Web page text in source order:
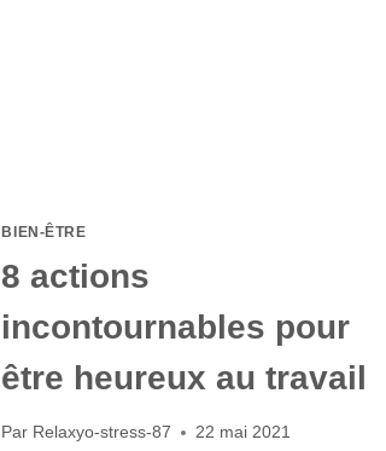
BIEN-ÊTRE
8 actions
incontournables pour
être heureux au travail
Par Relaxyo-stress-87 22 mai 2021